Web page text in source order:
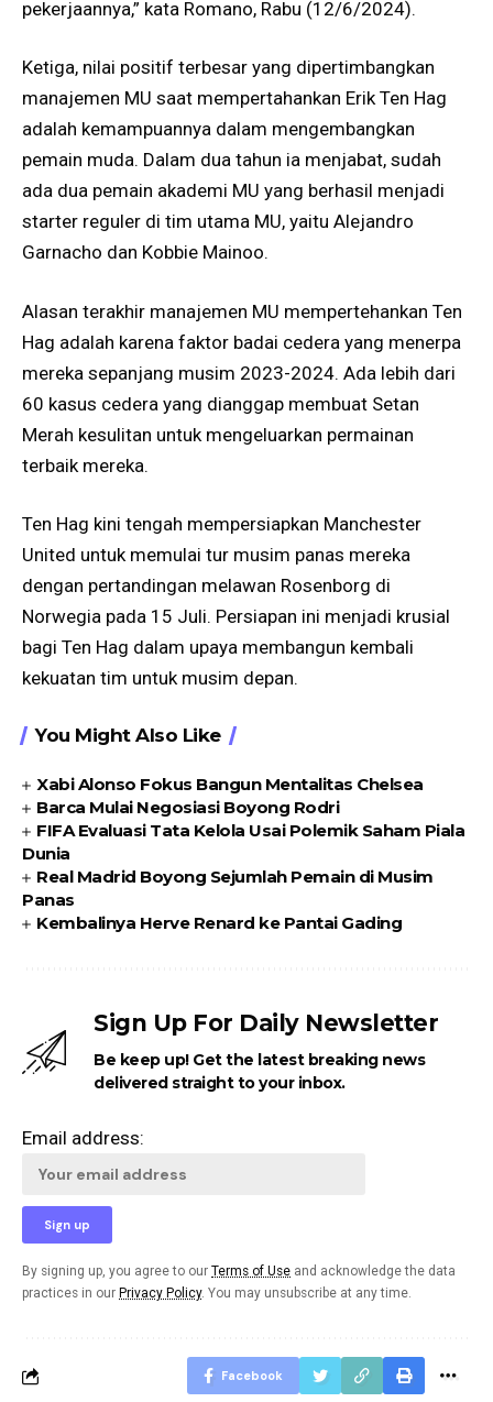
pekerjaannya,” kata Romano, Rabu (12/6/2024).
Ketiga, nilai positif terbesar yang dipertimbangkan
manajemen MU saat mempertahankan Erik Ten Hag
adalah kemampuannya dalam mengembangkan
pemain muda. Dalam dua tahun ia menjabat, sudah
ada dua pemain akademi MU yang berhasil menjadi
starter reguler di tim utama MU, yaitu Alejandro
Garnacho dan Kobbie Mainoo.
Alasan terakhir manajemen MU mempertehankan Ten
Hag adalah karena faktor badai cedera yang menerpa
mereka sepanjang musim 2023-2024. Ada lebih dari
60 kasus cedera yang dianggap membuat Setan
Merah kesulitan untuk mengeluarkan permainan
terbaik mereka.
Ten Hag kini tengah mempersiapkan Manchester
United untuk memulai tur musim panas mereka
dengan pertandingan melawan Rosenborg di
Norwegia pada 15 Juli. Persiapan ini menjadi krusial
bagi Ten Hag dalam upaya membangun kembali
kekuatan tim untuk musim depan.
You Might Also Like
Xabi Alonso Fokus Bangun Mentalitas Chelsea
Barca Mulai Negosiasi Boyong Rodri
FIFA Evaluasi Tata Kelola Usai Polemik Saham Piala
Dunia
Real Madrid Boyong Sejumlah Pemain di Musim
Panas
Kembalinya Herve Renard ke Pantai Gading
Sign Up For Daily Newsletter
Be keep up! Get the latest breaking news
delivered straight to your inbox.
Email address:
By signing up, you agree to our Terms of Use and acknowledge the data
practices in our Privacy Policy. You may unsubscribe at any time.
Facebook